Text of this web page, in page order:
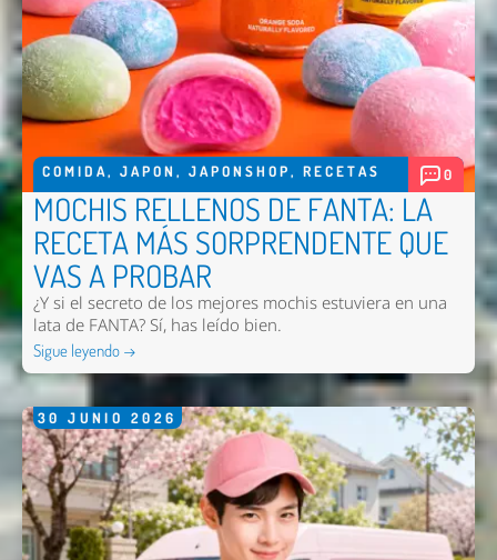
COMIDA, JAPON , JAPONSHOP, RECETAS 0
MOCHIS RELLENOS DE FANTA: LA
RECETA MÁS SORPRENDENTE QUE
VAS A PROBAR
¿Y si el secreto de los mejores mochis estuviera en una
lata de FANTA? Sí, has leído bien.
Sigue leyendo →
30 JUNIO 2026